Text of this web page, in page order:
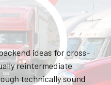
ideas for cross-
reintermediate
technically sound